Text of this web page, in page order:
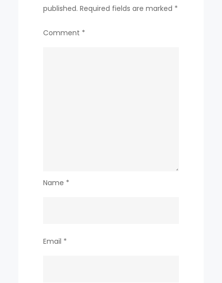
을
published. Required fields are marked *
Comment *
Name *
Email *